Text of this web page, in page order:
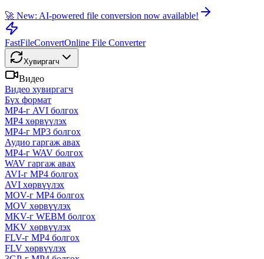
🚀 New: AI-powered file conversion now available!
FastFileConvertOnline File Converter
Хувиргагч
Видео
Видео хувиргагч
Бүх формат
MP4-г AVI болгох
MP4 хөрвүүлэх
MP4-г MP3 болгох
Аудио гаргаж авах
MP4-г WAV болгох
WAV гаргаж авах
AVI-г MP4 болгох
AVI хөрвүүлэх
MOV-г MP4 болгох
MOV хөрвүүлэх
MKV-г WEBM болгох
MKV хөрвүүлэх
FLV-г MP4 болгох
FLV хөрвүүлэх